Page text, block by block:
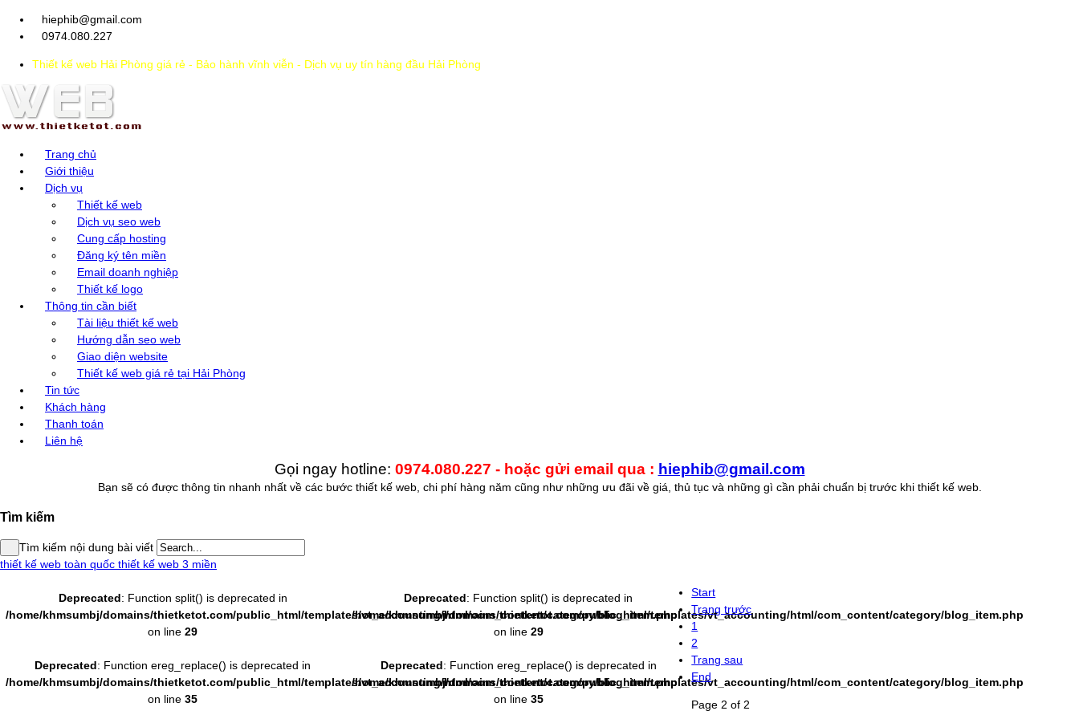
hiephib@gmail.com
0974.080.227
Thiết kế web Hải Phòng giá rẻ - Bảo hành vĩnh viễn - Dịch vụ uy tín hàng đầu Hải Phòng
Trang chủ
Giới thiệu
Dịch vụ
Thiết kế web
Dịch vụ seo web
Cung cấp hosting
Đăng ký tên miền
Email doanh nghiệp
Thiết kế logo
Thông tin cần biết
Tài liệu thiết kế web
Hướng dẫn seo web
Giao diện website
Thiết kế web giá rẻ tại Hải Phòng
Tin tức
Khách hàng
Thanh toán
Liên hệ
Gọi ngay hotline: 0974.080.227 - hoặc gửi email qua : hiephib@gmail.com
Bạn sẽ có được thông tin nhanh nhất về các bước thiết kế web, chi phí hàng năm cũng như những ưu đãi về giá, thủ tục và những gì cần phải chuẩn bị trước khi thiết kế web.
Tìm kiếm
Tìm kiếm nội dung bài viết
thiết kế web toàn quốc thiết kế web 3 miền
Deprecated: Function split() is deprecated in
/home/khmsumbj/domains/thietketot.com/public_html/templates/vt_accounting/html/com_content/category/blog_item.php
on line29
Deprecated: Function ereg_replace() is deprecated in
/home/khmsumbj/domains/thietketot.com/public_html/templates/vt_accounting/html/com_content/category/blog_item.php
on line35
Deprecated: Function split() is deprecated in
/home/khmsumbj/domains/thietketot.com/public_html/templates/vt_accounting/html/com_content/category/blog_item.php
on line 29
Deprecated: Function ereg_replace() is deprecated in
/home/khmsumbj/domains/thietketot.com/public_html/templates/vt_accounting/html/com_content/category/blog_item.php
on line 35
Start
Trang trước
1
2
Trang sau
End
Page 2 of 2